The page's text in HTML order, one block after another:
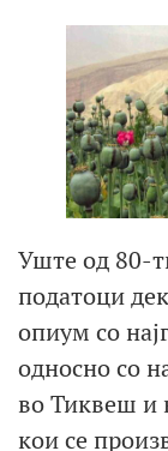
Уште од 80-
податоци
опиум со
односно со
во Тиквеш и
кои се